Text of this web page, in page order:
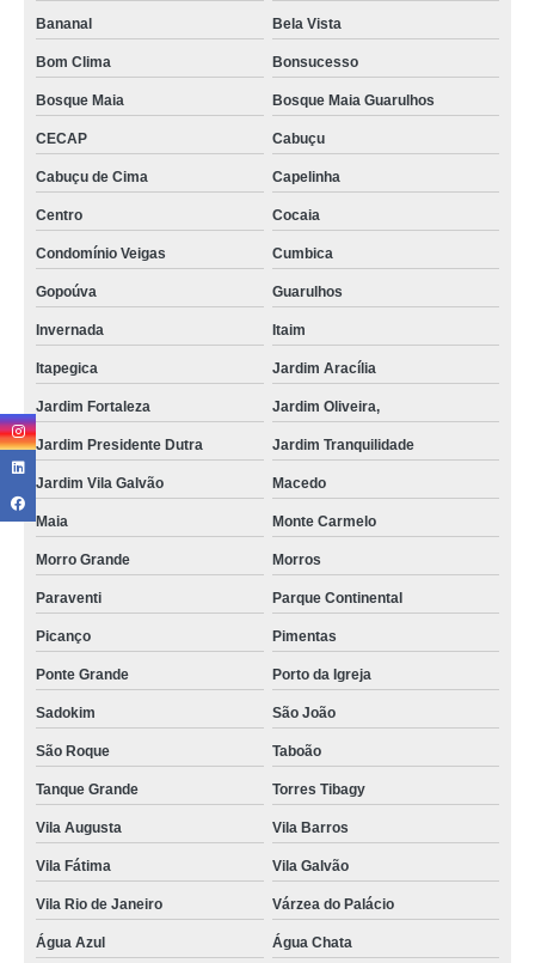
Bananal Bela Vista
Bom Clima Bonsucesso
Bosque Maia Bosque Maia Guarulhos
CECAP Cabuçu
Cabuçu de Cima Capelinha
Centro Cocaia
Condomínio Veigas Cumbica
Gopoúva Guarulhos
Invernada Itaim
Itapegica Jardim Aracília
Jardim Fortaleza Jardim Oliveira,
Jardim Presidente Dutra Jardim Tranquilidade
Jardim Vila Galvão Macedo
Maia Monte Carmelo
Morro Grande Morros
Paraventi Parque Continental
Picanço Pimentas
Ponte Grande Porto da Igreja
Sadokim São João
São Roque Taboão
Tanque Grande Torres Tibagy
Vila Augusta Vila Barros
Vila Fátima Vila Galvão
Vila Rio de Janeiro Várzea do Palácio
Água Azul
Água Chata